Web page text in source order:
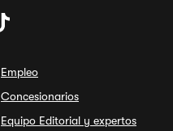
Empleo
Concesionarios
Equipo Editorial y expertos